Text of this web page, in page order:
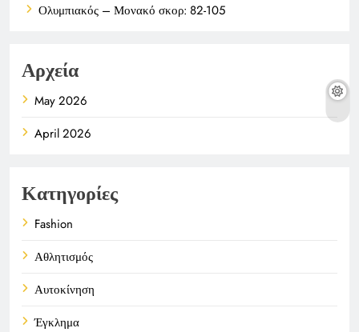
Ολυμπιακός – Μονακό σκορ: 82-105
Αρχεία
May 2026
April 2026
Κατηγορίες
Fashion
Αθλητισμός
Αυτοκίνηση
Έγκλημα